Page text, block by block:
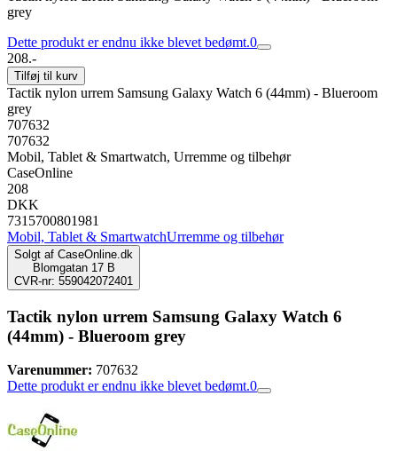
grey
Dette produkt er endnu ikke blevet bedømt.0
208.-
Tilføj til kurv
Tactik nylon urrem Samsung Galaxy Watch 6 (44mm) - Blueroom
grey
707632
707632
Mobil, Tablet & Smartwatch, Urremme og tilbehør
CaseOnline
208
DKK
7315700801981
Mobil, Tablet & SmartwatchUrremme og tilbehør
Solgt af CaseOnline.dk
Blomgatan 17 B
CVR-nr: 559042072401
Tactik nylon urrem Samsung Galaxy Watch 6
(44mm) - Blueroom grey
Varenummer: 707632
Dette produkt er endnu ikke blevet bedømt.0